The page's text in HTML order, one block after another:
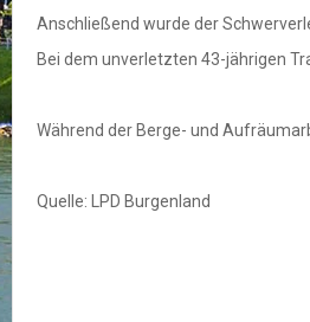
Anschließend wurde der
Bei dem unverletzten 43-jährigen
Während der Berge- und
Quelle: LPD Burgenland